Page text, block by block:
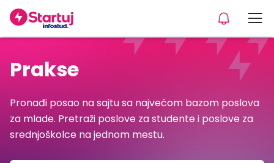
Prakse
Pronađi posao na sajtu sa najvećom bazom poslova
za mlade. Pretraži poslove za studente i poslove za
srednjoškolce na jednom mestu.